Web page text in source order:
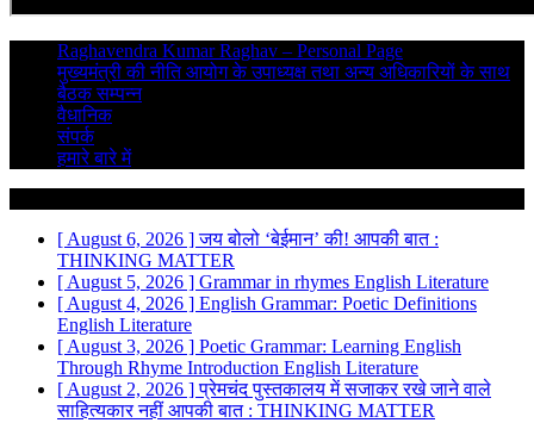
Raghavendra Kumar Raghav – Personal Page
मुख्यमंत्री की नीति आयोग के उपाध्यक्ष तथा अन्य अधिकारियों के साथ
बैठक सम्पन्न
वैधानिक
संपर्क
हमारे बारे में
[ August 6, 2026 ]जय बोलो ‘बेईमान’ की! आपकी बात :
THINKING MATTER
[ August 5, 2026 ] Grammar in rhymes English Literature
[ August 4, 2026 ] English Grammar: Poetic Definitions
English Literature
[ August 3, 2026 ] Poetic Grammar: Learning English
Through Rhyme Introduction English Literature
[ August 2, 2026 ]प्रेमचंद पुस्तकालय में सजाकर रखे जाने वाले
साहित्यकार नहीं आपकी बात : THINKING MATTER